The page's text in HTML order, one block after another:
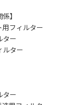
】
ト用フィルター
ィルター ■ジ
ルター
ター